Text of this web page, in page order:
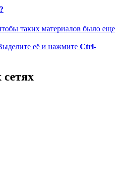
таких материалов было еще
её и нажмите Ctrl-